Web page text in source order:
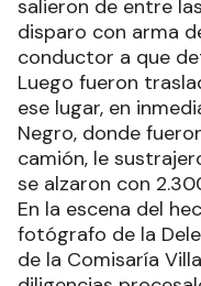
salieron de entre
disparo con arma
conductor a que
Luego fueron
ese lugar, en
Negro, donde
camión, le
se alzaron con
En la escena del
fotógrafo de la
de la Comisaría